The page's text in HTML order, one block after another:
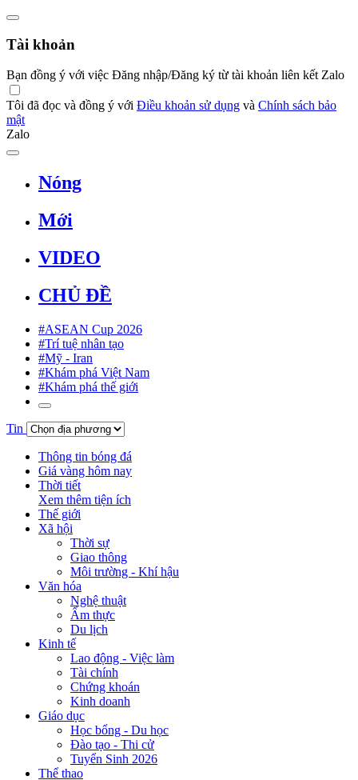
Tài khoản
Bạn đồng ý với việc Đăng nhập/Đăng ký từ tài khoản liên kết Zalo
Tôi đã đọc và đồng ý với Điều khoản sử dụng và Chính sách bảo
mật
Zalo
Nóng
Mới
VIDEO
CHỦ ĐỀ
#ASEAN Cup 2026
#Trí tuệ nhân tạo
#Mỹ - Iran
#Khám phá Việt Nam
#Khám phá thế giới
Tin
Thông tin bóng đá
Giá vàng hôm nay
Thời tiết
Xem thêm tiện ích
Thế giới
Xã hội
Thời sự
Giao thông
Môi trường - Khí hậu
Văn hóa
Nghệ thuật
Ẩm thực
Du lịch
Kinh tế
Lao động - Việc làm
Tài chính
Chứng khoán
Kinh doanh
Giáo dục
Học bổng - Du học
Đào tạo - Thi cử
Tuyển Sinh 2026
Thể thao